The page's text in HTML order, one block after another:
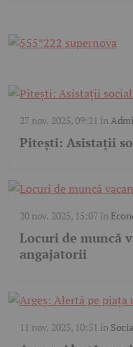
27 nov. 2025, 09:21 în
Pitești: Asistații
20 nov. 2025, 15:07în
Locuri de muncă
angajatorii
11 nov. 2025, 10:51 în